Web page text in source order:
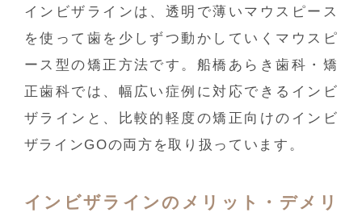
インビザラインは、透明で薄いマウスピース
を使って歯を少しずつ動かしていくマウスピ
ース型の矯正方法です。船橋あらき歯科・矯
正歯科では、幅広い症例に対応できるインビ
ザラインと、比較的軽度の矯正向けのインビ
ザラインGOの両方を取り扱っています。
インビザラインのメリット・デメリ